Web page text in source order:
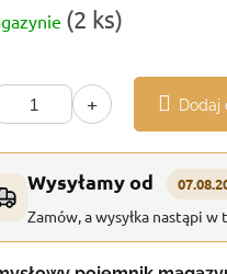
(2 ks)
+ Dodaj
Wysyłamy od
Zamów, a wysyłka nastąpi